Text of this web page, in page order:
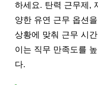
하세요. 탄력 근무제,
양한 유연 근무 옵션
상황에 맞춰 근무 시
이는 직무 만족도를
다.